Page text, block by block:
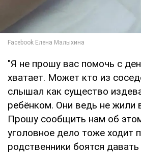
"Я не прошу вас помочь с
хватает. Может кто из
слышал как существо
ребёнком. Они ведь не жили
Прошу сообщить нам об
уголовное дело тоже ходит
родственники боятся